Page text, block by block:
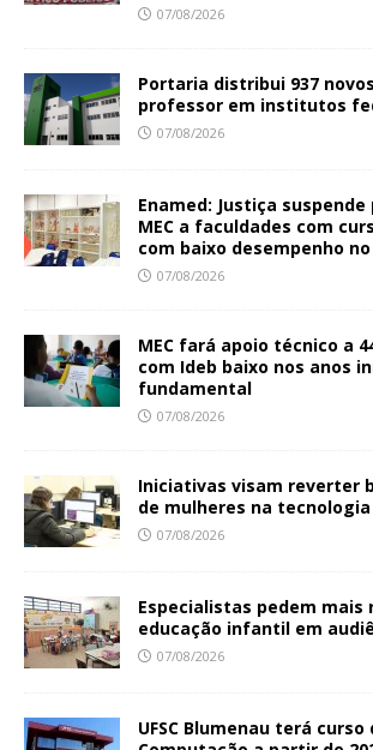
07/08/2026
Portaria distribui 937
professor em institutos
07/08/2026
Enamed: Justiça suspende
MEC a faculdades com
com baixo desempenho
07/08/2026
MEC fará apoio técnico a
com Ideb baixo nos anos
fundamental
07/08/2026
Iniciativas visam reverter
de mulheres na tecnologia
07/08/2026
Especialistas pedem mais
educação infantil em
07/08/2026
UFSC Blumenau terá curso